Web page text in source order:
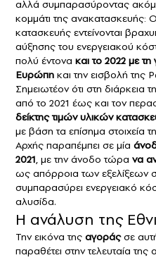
αλλά συμπαρασύροντας ακόμη
κομμάτι της ανακατασκευής:
κατασκευής εντείνονται
αύξησης του ενεργειακού
πολύ έντονα και το 2022 με τη
Ευρώπη και την εισβολή της
Σημειωτέον ότι στη διάρκεια
από το 2021 έως και τον
δείκτης τιμών υλικών
με βάση τα επίσημα στοιχεία
Αρχής παραπέμπει σε μία
2021, με την άνοδο τώρα να
ως απόρροια των εξελίξεων
συμπαρασύρει ενεργειακό
αλυσίδα.
Η ανάλυση της
Την εικόνα της αγοράςσε
παραθέτει στην τελευταία